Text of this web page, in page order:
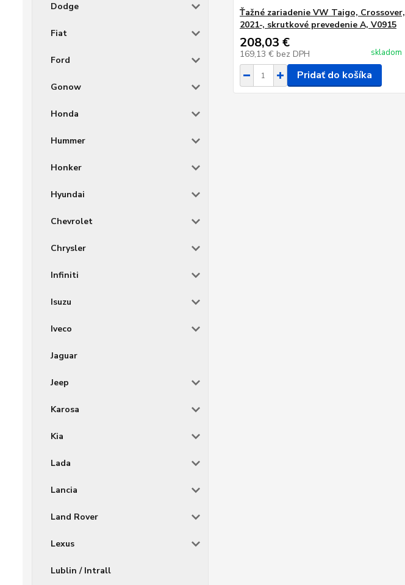
Dodge
Fiat
Ford
Gonow
Honda
Hummer
Honker
Hyundai
Chevrolet
Chrysler
Infiniti
Isuzu
Iveco
Jaguar
Jeep
Karosa
Kia
Lada
Lancia
Land Rover
Lexus
Lublin / Intrall
Ťažné zariadenie VW Taigo, Crossover,
2021-, skrutkové prevedenie A, V0915
208,03 €
169,13 € bez DPH skladom
Pridať do košíka